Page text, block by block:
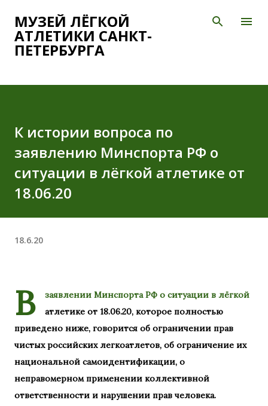
К основному контенту
МУЗЕЙ ЛЁГКОЙ
АТЛЕТИКИ САНКТ-
ПЕТЕРБУРГА
К истории вопроса по
заявлению Минспорта РФ о
ситуации в лёгкой атлетике от
18.06.20
18.6.20
В
заявлении Минспорта РФ о ситуации в лёгкой
атлетике от 18.06.20, которое полностью
приведено ниже, говорится об ограничении прав
чистых российских легкоатлетов, об ограничение их
национальной самоидентификации, о
неправомерном применении коллективной
ответственности и нарушении прав человека.